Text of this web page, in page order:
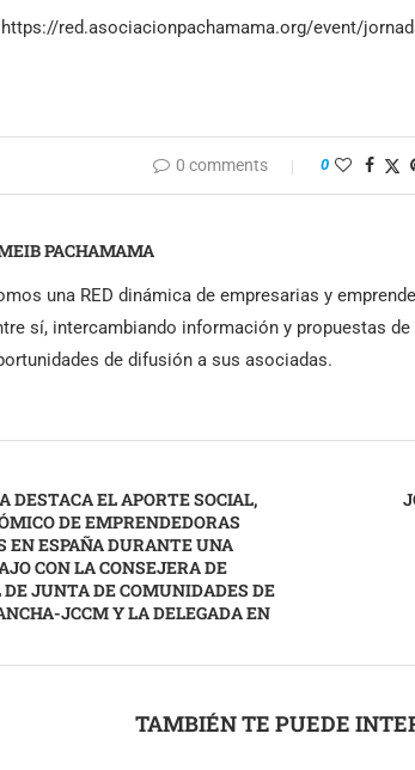
red.asociacionpachamama.org/event/
0 comments 0
PACHAMAMA
una RED dinámica de empresarias y
sí, intercambiando información y propuestas
de difusión a sus asociadas.
DESTACA EL APORTE SOCIAL,
DE EMPRENDEDORAS
EN ESPAÑA DURANTE UNA
CON LA CONSEJERA DE
JUNTA DE COMUNIDADES DE
JCCM Y LA DELEGADA EN
TAMBIÉN TE PUEDE